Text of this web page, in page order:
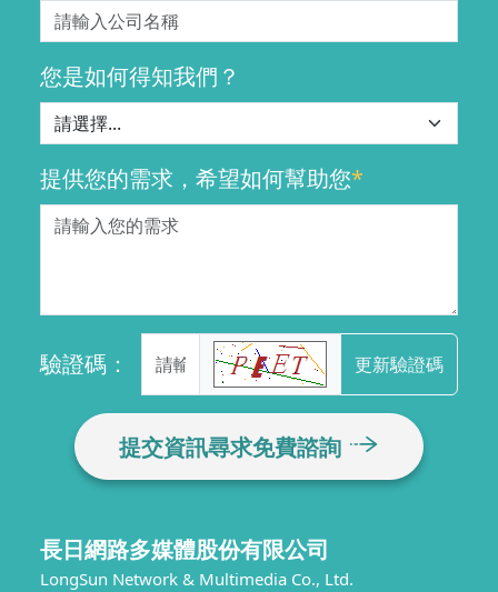
您是如何得知我們？
提供您的需求，希望如何幫助您*
驗證碼： 更新驗證碼
提交資訊尋求免費諮詢
長日網路多媒體股份有限公司
LongSun Network & Multimedia Co., Ltd.